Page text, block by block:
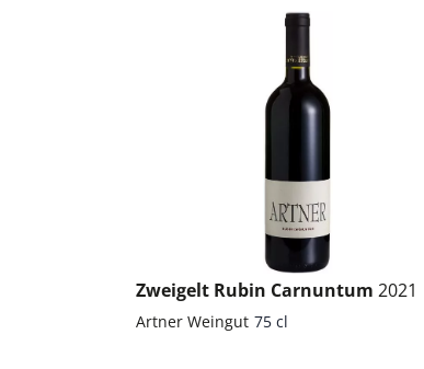
Zweigelt Rubin Carnuntum 2021
Artner Weingut 75 cl